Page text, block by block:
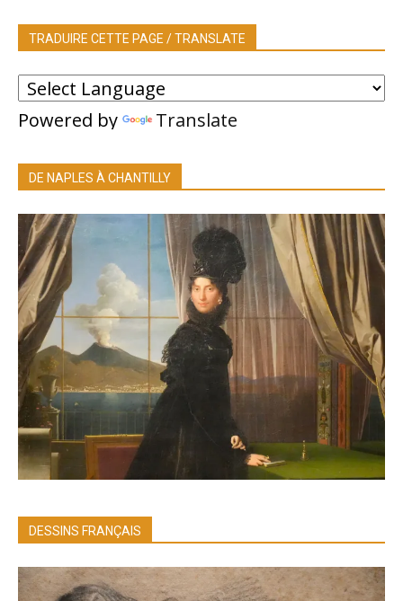
TRADUIRE CETTE PAGE / TRANSLATE
Powered by Translate
DE NAPLES À CHANTILLY
DESSINS FRANÇAIS